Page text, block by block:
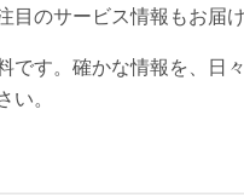
目のサービス情報もお届け
です。確かな情報を、日
。